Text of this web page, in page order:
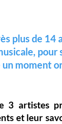
plus de 14
pour
moment
3 artistes
et leur